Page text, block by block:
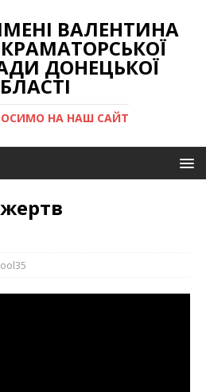
ВАЛЕНТИНА
ДОНЕЦЬКОЇ
НА НАШ САЙТ